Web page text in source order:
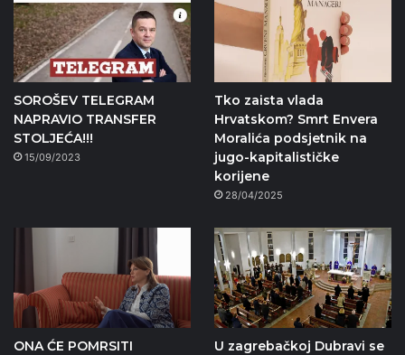
SOROŠEV TELEGRAM
NAPRAVIO TRANSFER
STOLJEĆA!!!
15/09/2023
Tko zaista vlada
Hrvatskom? Smrt Envera
Moralića podsjetnik na
jugo-kapitalističke
korijene
28/04/2025
ONA ĆE POMRSITI
U zagrebačkoj Dubravi se